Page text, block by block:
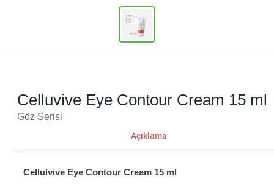
Celluvive Eye Contour Cream 15 ml
Göz Serisi
Açıklama
Cellulvive Eye Contour Cream 15 ml